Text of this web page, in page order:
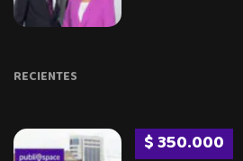
RECIENTES
$ 350.000